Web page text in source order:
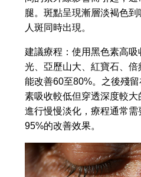
腿。斑點呈現漸層淡褐色
人斑同時出現。
建議療程：使用黑色素高
光、亞歷山大、紅寶石、
能改善60至80%。之後殘
素吸收較低但穿透深度較
進行慢慢淡化，療程通常
95%的改善效果。